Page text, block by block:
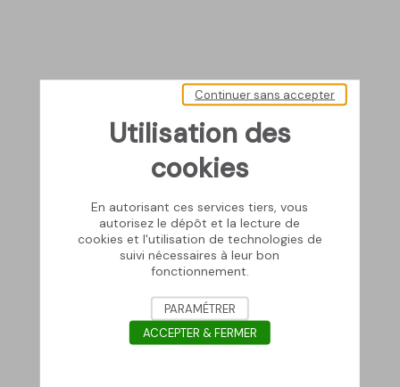
Utilisation des
cookies
En autorisant ces services tiers, vous
autorisez le dépôt et la lecture de
cookies et l'utilisation de technologies de
suivi nécessaires à leur bon
fonctionnement.
Continuer sans accepter
PARAMÉTRER
ACCEPTER & FERMER